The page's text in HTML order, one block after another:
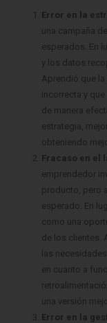
Error en la
una campaña
esperados. En
y los datos
Aprendió que
incorrecta y
de manera
estrategia,
obteniendo
Fracaso en el
emprendedor
producto, pero
esperado. En
como una
de los clientes.
las
en cuanto a
una versión
Error en la